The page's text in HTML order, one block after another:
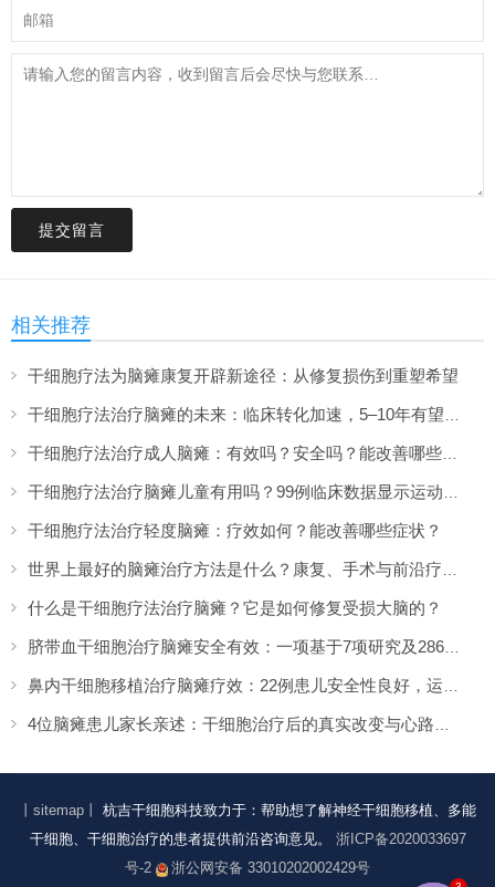
提交留言
相关推荐
干细胞疗法为脑瘫康复开辟新途径：从修复损伤到重塑希望
干细胞疗法治疗轻度脑瘫：疗效如何？能改善哪些症状？
什么是干细胞疗法治疗脑瘫？它是如何修复受损大脑的？
丨sitemap丨
杭吉干细胞科技致力于：帮助想了解神经干细胞移植、多能
干细胞、干细胞治疗的患者提供前沿咨询意见。 浙ICP备2020033697
号-2
浙公网安备 33010202002429号